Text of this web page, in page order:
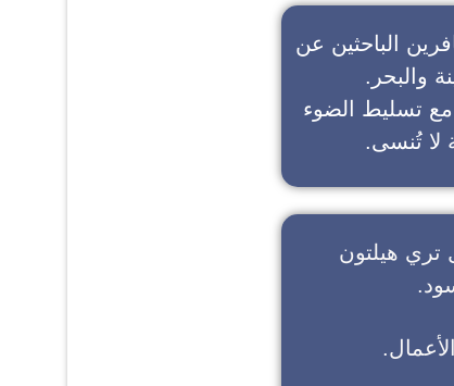
الباحثين عن
والبحر.
مع تسليط الضوء
لا تُنسى.
تري هيلتون